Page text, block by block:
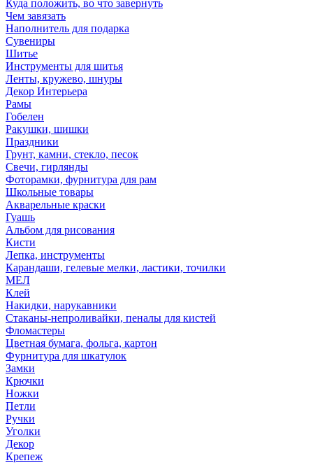
Куда положить, во что завернуть
Чем завязать
Наполнитель для подарка
Сувениры
Шитье
Инструменты для шитья
Ленты, кружево, шнуры
Декор Интерьера
Рамы
Гобелен
Ракушки, шишки
Праздники
Грунт, камни, стекло, песок
Свечи, гирлянды
Фоторамки, фурнитура для рам
Школьные товары
Акварельные краски
Гуашь
Альбом для рисования
Кисти
Лепка, инструменты
Карандаши, гелевые мелки, ластики, точилки
МЕЛ
Клей
Накидки, нарукавники
Стаканы-непроливайки, пеналы для кистей
Фломастеры
Цветная бумага, фольга, картон
Фурнитура для шкатулок
Замки
Крючки
Ножки
Петли
Ручки
Уголки
Декор
Крепеж